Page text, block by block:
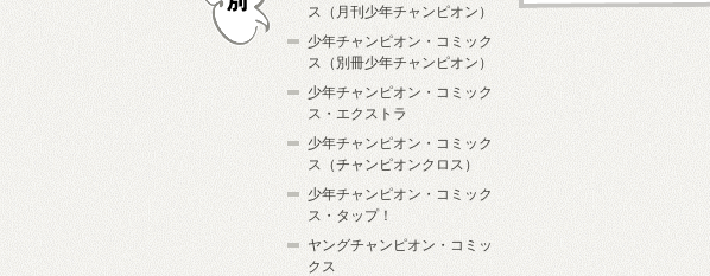
ス（月刊少年チャンピオン）
少年チャンピオン・コミック
ス（別冊少年チャンピオン）
少年チャンピオン・コミック
ス・エクストラ
少年チャンピオン・コミック
ス（チャンピオンクロス）
少年チャンピオン・コミック
ス・タップ！
ヤングチャンピオン・コミッ
クス